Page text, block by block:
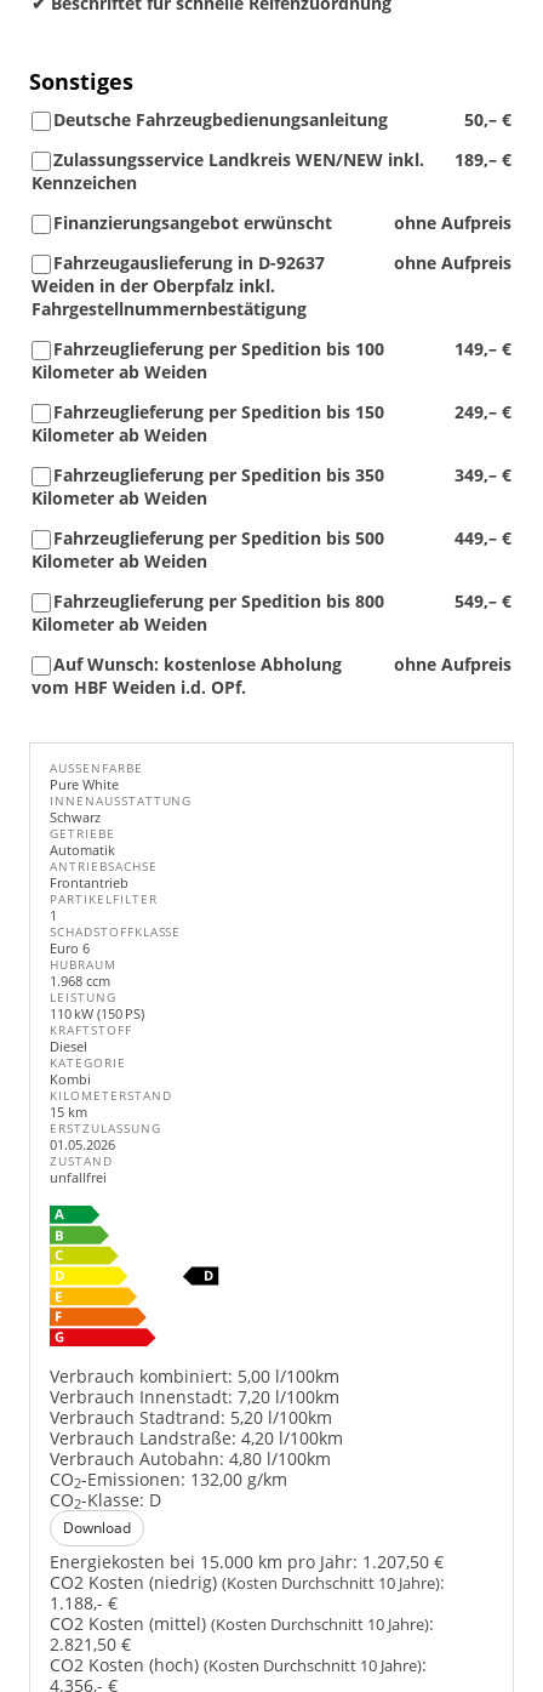
Sonstiges
50,– €
Deutsche Fahrzeugbedienungsanleitung
189,– €
Zulassungsservice Landkreis WEN/NEW inkl.
Kennzeichen
ohne Aufpreis
Finanzierungsangebot erwünscht
ohne Aufpreis
Fahrzeugauslieferung in D-92637
Weiden in der Oberpfalz inkl.
Fahrgestellnummernbestätigung
149,– €
Fahrzeuglieferung per Spedition bis 100
Kilometer ab Weiden
249,– €
Fahrzeuglieferung per Spedition bis 150
Kilometer ab Weiden
349,– €
Fahrzeuglieferung per Spedition bis 350
Kilometer ab Weiden
449,– €
Fahrzeuglieferung per Spedition bis 500
Kilometer ab Weiden
549,– €
Fahrzeuglieferung per Spedition bis 800
Kilometer ab Weiden
ohne Aufpreis
Auf Wunsch: kostenlose Abholung
vom HBF Weiden i.d. OPf.
AUSSENFARBE
Pure White
INNENAUSSTATTUNG
Schwarz
GETRIEBE
Automatik
ANTRIEBSACHSE
Frontantrieb
PARTIKELFILTER
1
SCHADSTOFFKLASSE
Euro 6
HUBRAUM
1.968 ccm
LEISTUNG
110 kW (150 PS)
KRAFTSTOFF
Diesel
KATEGORIE
Kombi
KILOMETERSTAND
15 km
ERSTZULASSUNG
01.05.2026
ZUSTAND
unfallfrei
Verbrauch kombiniert: 5,00 l/100km
Verbrauch Innenstadt: 7,20 l/100km
Verbrauch Stadtrand: 5,20 l/100km
Verbrauch Landstraße: 4,20 l/100km
Verbrauch Autobahn: 4,80 l/100km
CO2-Emissionen: 132,00 g/km
CO2-Klasse: D
Download
Energiekosten bei 15.000 km pro Jahr: 1.207,50 €
CO2 Kosten (niedrig) (Kosten Durchschnitt 10 Jahre):
1.188,- €
CO2 Kosten (mittel) (Kosten Durchschnitt 10 Jahre):
2.821,50 €
CO2 Kosten (hoch) (Kosten Durchschnitt 10 Jahre):
4.356,- €